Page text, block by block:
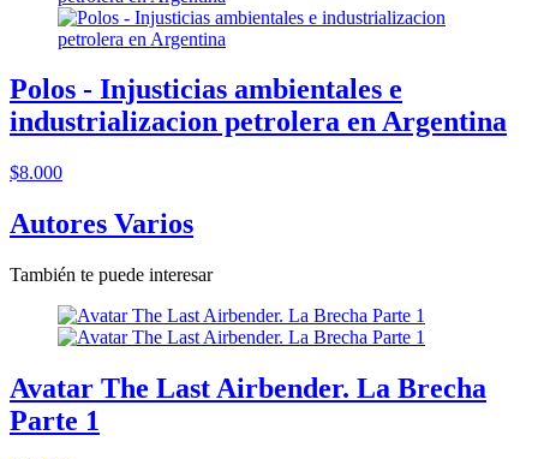
Polos - Injusticias ambientales e
industrializacion petrolera en Argentina
$8.000
Autores Varios
También te puede interesar
Avatar The Last Airbender. La Brecha
Parte 1